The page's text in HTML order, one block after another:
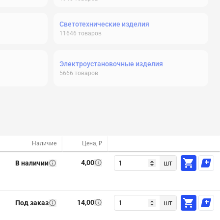
Светотехнические изделия
11646 товаров
Электроустановочные изделия
5666 товаров
Наличие Цена, ₽
В наличии 4,00 шт
Под заказ 14,00 шт